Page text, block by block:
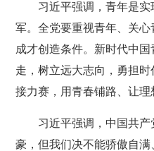
习近平强调，青年是
军。全党要重视青年、关
成才创造条件。新时代中
走，树立远大志向，勇担
接力赛，用青春铺路、让理
习近平强调，中国共产
豪，但我们决不能骄傲自满